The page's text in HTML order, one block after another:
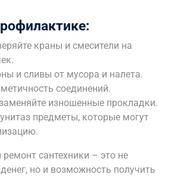
краны и смесители на
и сливы от мусора и налета.
соединений.
изношенные прокладки.
предметы, которые могут
сантехники – это не
но и возможность получить